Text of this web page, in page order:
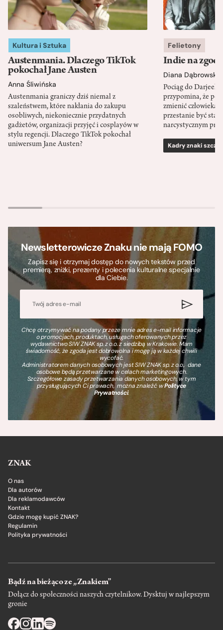
Kultura i Sztuka
Austenmania. Dlaczego TikTok
pokochał Jane Austen
Anna Śliwińska
Austenmania graniczy dziś niemal z
szaleństwem, które nakłania do zakupu
osobliwych, niekoniecznie przydatnych
gadżetów, organizacji przyjęć i cosplayów w
stylu regencji. Dlaczego TikTok pokochał
uniwersum Jane Austen?
Felietony
Indie na
Diana Dąbrowska
Pociąg do
przypomina, że
zmienić człowieka
przestanie być
narcystycznym
Kadry znaki
Newsletterowicze Znaku nie mają FOMO
Zapisz się i otrzymaj dostęp do nowych tekstów przed
premierą, zniżki, prezenty i polecenia kulturalne specjalnie
dla Ciebie.
Chcę otrzymywać na podany przeze mnie adres e-mail informacje
o promocjach, produktach, usługach oferowanych przez
wydawnictwo SIW ZNAK sp. z o.o. z siedzibą w Krakowie. Mam
świadomość, że zgoda jest dobrowolna i mogę ją w każdej chwili
wycofać.
Administratorem danych osobowych jest SIW ZNAK sp. z o.o., dane
osobowe będą przetwarzane w celach marketingowych.
Szczegółowe zasady przetwarzania danych osobowych, w tym
przysługujących Ci prawach, można znaleźć wPolityce
Prywatności.
ZNAK
O nas
Dla autorów
Dla reklamodawców
Kontakt
Gdzie mogę kupić ZNAK?
Regulamin
Polityka prywatności
Bądź na bieżąco ze „Znakiem”
Dołącz do społeczności naszych czytelnikow. Dysktuj w najlepszym
gronie